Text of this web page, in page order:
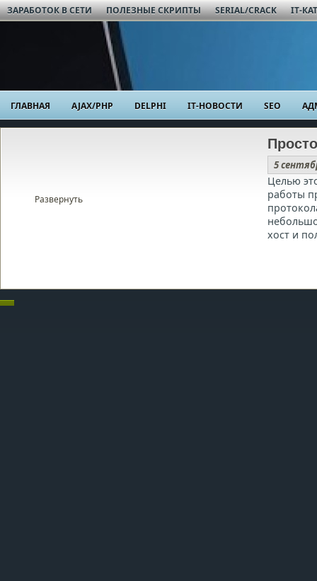
ЗАРАБОТОК В СЕТИ ПОЛЕЗНЫЕ СКРИПТЫ SERIAL/CRACK IT-
ГЛАВНАЯ AJAX/PHP DELPHI IT-НОВОСТИ SEO
Развернуть
5
Целью
работы
хост и